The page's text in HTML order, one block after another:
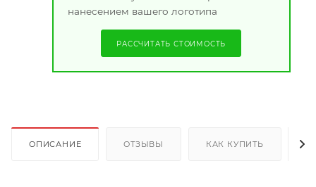
нанесением вашего логотипа
РАССЧИТАТЬ СТОИМОСТЬ
ОПИСАНИЕ ОТЗЫВЫ КАК КУПИТЬ